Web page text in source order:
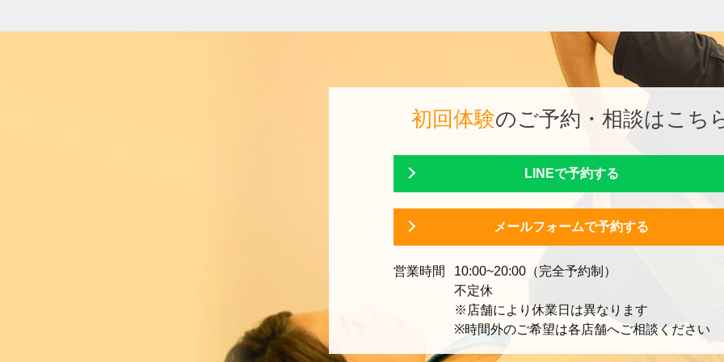
初回体験のご予約・相談はこち
LINEで予約する
メールフォームで予約する
営業時間
10:00~20:00（完全予約制）
不定休
※店舗により休業日は異なります
※時間外のご希望は各店舗へご相談ください